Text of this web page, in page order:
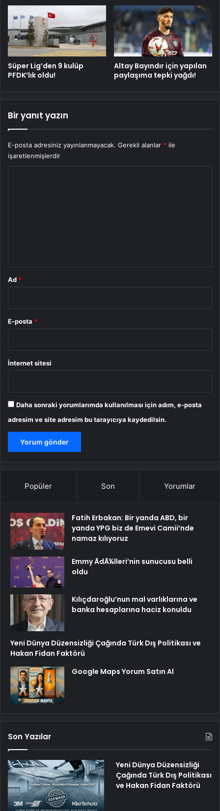
Süper Lig’den 9 kulüp
PFDK’lık oldu!
Altay Bayındır için yapılan
paylaşıma tepki yağdı!
Bir yanıt yazın
E-posta adresiniz yayınlanmayacak. Gerekli alanlar * ile
işaretlenmişlerdir
Ad *
E-posta *
İnternet sitesi
Daha sonraki yorumlarımda kullanılması için adım, e-posta
adresim ve site adresim bu tarayıcıya kaydedilsin.
Popüler Son Yorumlar
Fatih Erbakan: Bir yanda ABD, bir
yanda YPG biz de Emevi Camii’nde
namaz kılıyoruz
Emmy ÃdÃ¼lleri’nin sunucusu belli
oldu
Kılıçdaroğlu’nun mal varlıklarına ve
banka hesaplarına haciz konuldu
Yeni Dünya Düzensizliği Çağında Türk Dış Politikası ve
Hakan Fidan Faktörü
Google Maps Yorum Satın Al
Son Yazılar
Yeni Dünya Düzensizliği
Çağında Türk Dış Politikası
ve Hakan Fidan Faktörü